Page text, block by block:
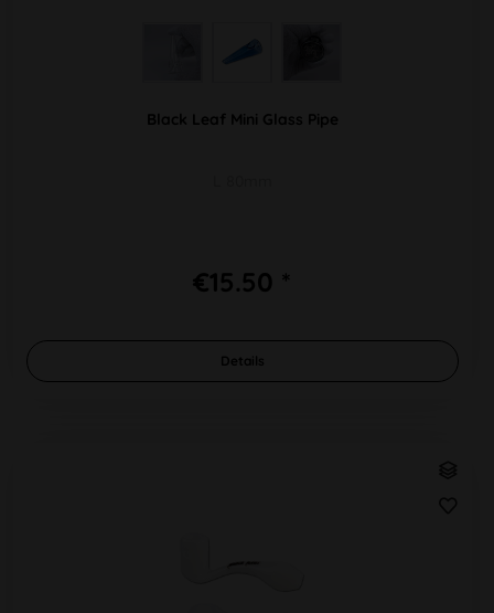
Black Leaf Mini Glass Pipe
€15.50 *
Details